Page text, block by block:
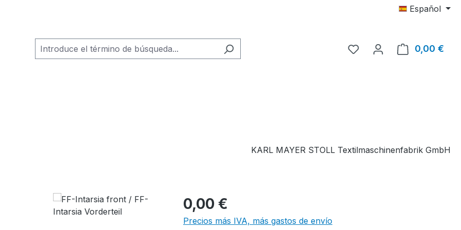
Español
Tienes 0 artículos en tu
0,00 €
KARL MAYER STOLL Textilmaschinenfabrik GmbH
0,00 €
Precios más IVA, más gastos de envío